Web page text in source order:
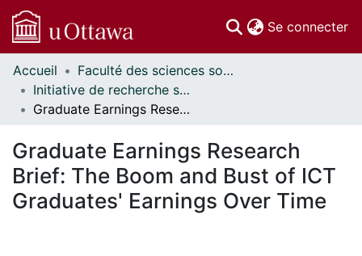
Se connecter
Communautés
et collections
Parcourir
À propos
Accueil
Faculté des sciences sociales // Faculty of Social Sciences
Initiative de recherche sur les politiques d'éducation // Education Policy Research Initiative
Graduate Earnings Research Brief: The Boom and Bust of ICT Graduates' Earnings Over Time
Graduate Earnings Research
Brief: The Boom and Bust of ICT
Graduates' Earnings Over Time